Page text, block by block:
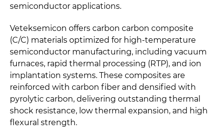
semiconductor applications.
Veteksemicon offers carbon carbon composite
(C/C) materials optimized for high-temperature
semiconductor manufacturing, including vacuum
furnaces, rapid thermal processing (RTP), and ion
implantation systems. These composites are
reinforced with carbon fiber and densified with
pyrolytic carbon, delivering outstanding thermal
shock resistance, low thermal expansion, and high
flexural strength.